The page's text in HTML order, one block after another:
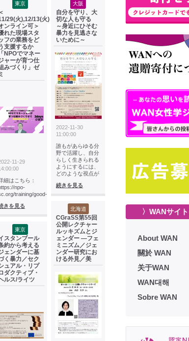
東京
＜
29(火),12/13(火)
ンライン可＞
れた現場スタ
フの業務をど
支援するか
「NPOでマネー
ャーが育つ仕
みづくり」ゼ
ミ
11-29
細はこちら：
npo-
training/good-
きを見る
東京
スタンブール
約から考える
ェンダーに基
く暴力／セク
ュアル・リプ
ダクティブ・
ルス/ライツ
大阪
自分を守り、大
切な人も守る
～身近にひそむ
暴力を見逃さな
いために～
2022-11-30
11:00:00
誰もがあらゆる分
野で活躍し、自分
らしく生きられる
ようにするには、
どのような視点が
続きを見る
北海道
CGraSS第55回
公開レクチャー
ルッキズムとジ
ェンダー ―フェ
ミニズム／ジェ
ンダー研究にお
ける外見／美
〉WANサイ
About WAN
關於 WAN
关于WAN
WAN대해
Sobre WAN